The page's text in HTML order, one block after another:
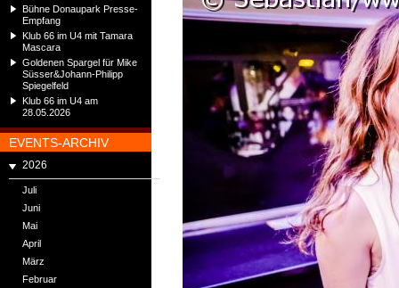
Bühne Donaupark Presse-
Empfang
Klub 66 im U4 mit Tamara
Mascara
Goldenen Spargel für Mike
Süsser&Johann-Philipp
Spiegelfeld
Klub 66 im U4 am
28.05.2026
EVENTS-ARCHIV
2026
Juli
Juni
Mai
April
März
Februar